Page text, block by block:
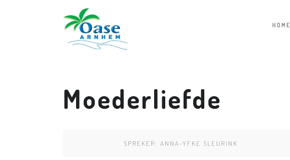
HOME
Moederliefde
SPREKER: ANNA-YFKE SLEURINK